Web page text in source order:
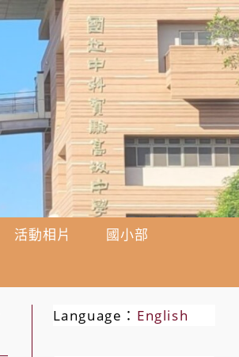
活動相片
國小部
Language： English